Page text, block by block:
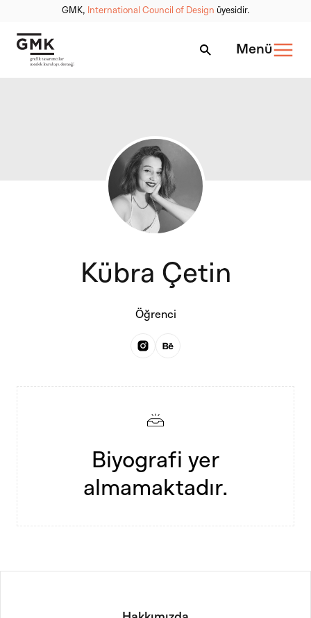
GMK, International Council of Design üyesidir.
Menü
Kübra Çetin
Öğrenci
Biyografi yer
almamaktadır.